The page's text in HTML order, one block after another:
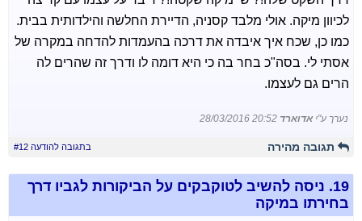
לכיוון מיקה. אולי מלבד קסניה, הדיירת החלשה והילדותית בבית.
כמו כן, שכח איך איבדה את דרכה בהעמדות להדחה במקרה של
אסתי לי. בסה"כ בחר בה כי היא דומה לו ודרך זה שהרים לה
הרים גם לעצמו.
נערך ע"יאדוארד 28/03/2016 20:52
תגובה מהירה בתגובה להודעה #12
19. ניסה להשיב לטוקבקים על הביקורות לגביו דרך
בחירתו במיקה